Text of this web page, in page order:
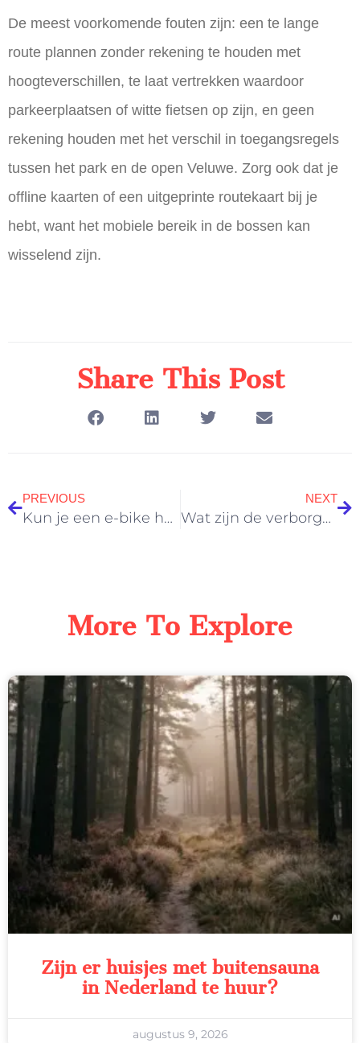
De meest voorkomende fouten zijn: een te lange
route plannen zonder rekening te houden met
hoogteverschillen, te laat vertrekken waardoor
parkeerplaatsen of witte fietsen op zijn, en geen
rekening houden met het verschil in toegangsregels
tussen het park en de open Veluwe. Zorg ook dat je
offline kaarten of een uitgeprinte routekaart bij je
hebt, want het mobiele bereik in de bossen kan
wisselend zijn.
Share This Post
PREVIOUS
Kun je een e-bike huren op de Veluwe zonder reservering?
NEXT
Wat zijn de verborgen plekken op de Veluwe die weinig toeristen kennen?
More To Explore
Zijn er huisjes met buitensauna
in Nederland te huur?
augustus 9, 2026